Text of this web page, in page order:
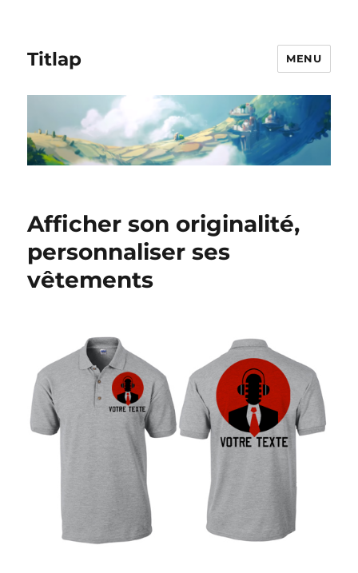
Titlap MENU
Afficher son originalité,
personnaliser ses
vêtements